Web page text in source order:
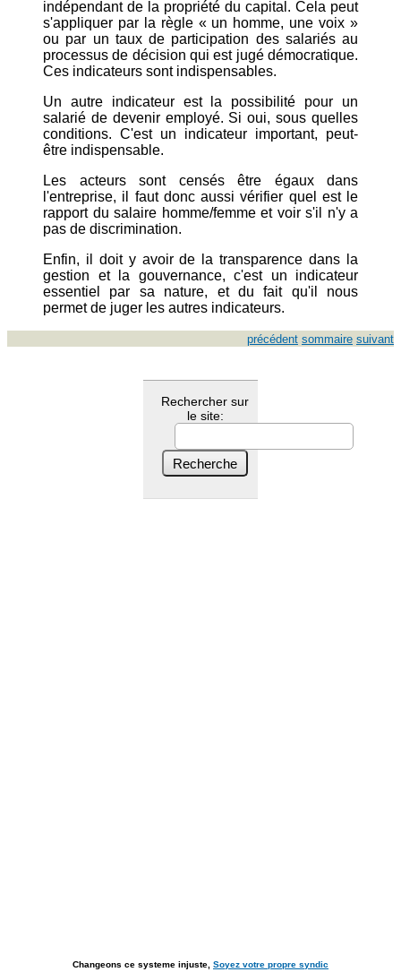
indépendant de la propriété du capital. Cela peut
s'appliquer par la règle « un homme, une voix »
ou par un taux de participation des salariés au
processus de décision qui est jugé démocratique.
Ces indicateurs sont indispensables.
Un autre indicateur est la possibilité pour un
salarié de devenir employé. Si oui, sous quelles
conditions. C'est un indicateur important, peut-
être indispensable.
Les acteurs sont censés être égaux dans
l'entreprise, il faut donc aussi vérifier quel est le
rapport du salaire homme/femme et voir s'il n'y a
pas de discrimination.
Enfin, il doit y avoir de la transparence dans la
gestion et la gouvernance, c'est un indicateur
essentiel par sa nature, et du fait qu'il nous
permet de juger les autres indicateurs.
précédent sommaire suivant
Rechercher sur
le site:
Changeons ce systeme injuste, Soyez votre propre syndic